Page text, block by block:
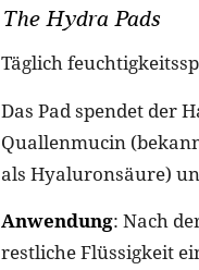
The Hydra Pads
Täglich
Das Pad spendet der
Quallenmucin
als Hyaluronsäure)
Anwendung: Nach
restliche Flüssigkeit